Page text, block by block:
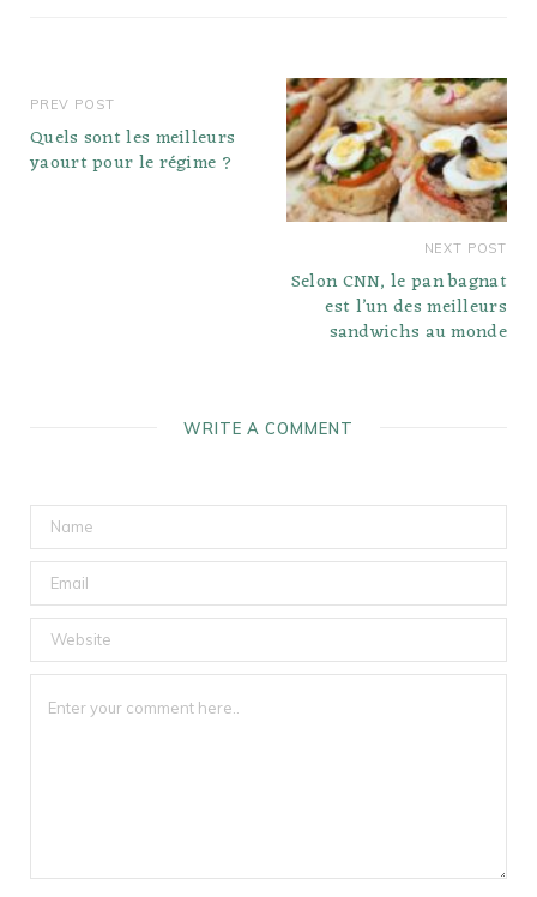
PREV POST
Quels sont les meilleurs
yaourt pour le régime ?
NEXT POST
Selon CNN, le pan bagnat
est l’un des meilleurs
sandwichs au monde
WRITE A COMMENT